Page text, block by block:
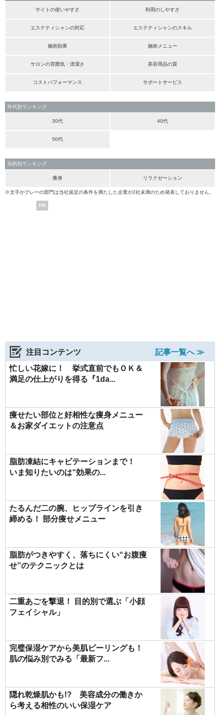
サイトの使いやすさ 利用のしやすさ
エステティシャンの対応 エステティシャンのスキル
施術効果 施術メニュー
サロンの雰囲気・清潔さ 美容用品の質
コストパフォーマンス サポートサービス
年代別ランキング
30代 40代
50代
目的別ランキング
痩身 リラクゼーション
※文字がグレーの部門は当社規定の条件を満たした企業が2社未満のため発表しておりません。
PR
注目コンテンツ
記事一覧へ ≫
忙しい花嫁に！ 挙式直前でもＯＫ＆
満足の仕上がりを得る『1da...
痩せたい部位と好相性な痩身メニュー
＆お家ダイエットの注意点
脂肪凍結にキャビテーションまで！
いま知りたいのは“効果の...
たるんだ二の腕、ヒップラインを引き
締める！ 部分痩せメニュー
脂肪がつきやすく、落ちにくい“お腹痩
せ”のテクニックとは
二重あごを撃退！ 目的別で選ぶ「小顔
フェイシャル」
完璧保湿ケアから美肌ピーリングも！
肌の悩み別でみる「最新フ...
隠れ乾燥肌かも!? 美容成分の働きか
ら考える相性のいい保湿ケア